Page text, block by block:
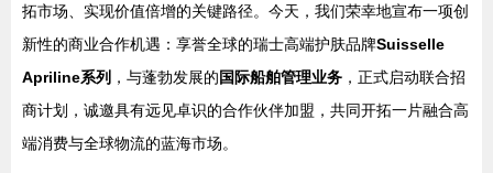
拓市场、实现价值倍增的关键路径。今天，我们荣幸地宣布一项创
新性的商业合作机遇：享誉全球的瑞士高端护肤品牌Suisselle
Apriline系列 ，与蓬勃发展的国际船舶管理业务 ，正式启动联合招
商计划，诚邀具有远见卓识的合作伙伴加盟，共同开拓一片融合高
端消费与全球物流的蓝海市场。